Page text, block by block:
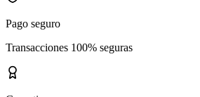
Pago seguro
Transacciones 100% seguras